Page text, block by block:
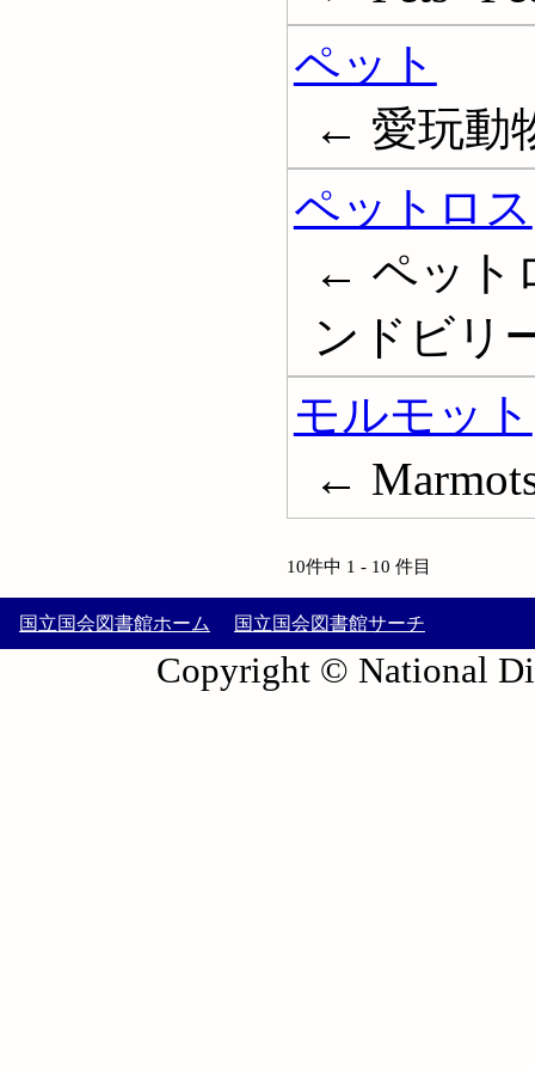
ペット
← 愛玩動
ペットロス
← ペット
ンドビリ
モルモット
←
10件中 1 - 10 件目
国立国会図書館ホーム 国立国会図書館サーチ
Copyright © National